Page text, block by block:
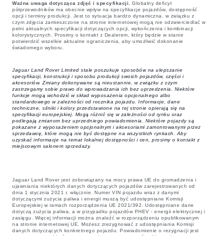
Ważna uwaga dotycząca zdjęć i specyfikacji.
Globalny deficyt
półprzewodników ma obecnie wpływ na specyfikacje pojazdów, dostępność
opcji i terminy produkcji. Jest to sytuacja bardzo dynamiczna, w związku z
czym zdjęcia zamieszczone na stronie internetowej mogą nie odzwierciedlać w
pełni aktualnych specyfikacji dotyczących opcji, wykończenia i kombinacji
kolorystycznych. Prosimy o kontakt z Dealerem, który będzie w stanie
potwierdzić wszelkie aktualne ograniczenia, aby umożliwić dokonanie
świadomego wyboru.
Jaguar Land Rover Limited stale poszukuje sposobów na ulepszanie
specyfikacji, konstrukcji i sposobu produkcji swoich pojazdów, części i
akcesoriów. Zmiany dokonywane są nieustannie, w związku z czym
zastrzegamy sobie prawo do wprowadzania ich bez uprzedzenia. Niektóre
funkcje mogą wchodzić w skład wyposażenia opcjonalnego albo
standardowego w zależności od rocznika pojazdu. Informacje, dane
techniczne, silniki i kolory przedstawione na tej stronie opierają się na
specyfikacji europejskiej. Mogą różnić się w zależności od rynku oraz
podlegają zmianom bez uprzedniego powiadomienia. Niektóre pojazdy są
pokazane z wyposażeniem opcjonalnym i akcesoriami zamontowanymi przez
sprzedawcę, które mogą nie być dostępne na wszystkich rynkach. Aby
uzyskać informacje na temat lokalnej dostępności i cen, prosimy o kontakt z
miejscowym salonem sprzedaży.
Jaguar Land Rover jest zobowiązany na mocy prawa UE do gromadzenia i
ujawniania niektórych danych dotyczących pojazdów zarejestrowanych od
dnia 1 stycznia 2021 r. włącznie. Numer VIN pojazdu wraz z danymi
dotyczącymi zużycia paliwa i energii muszą być udostępniane Komisji
Europejskiej w ramach rozporządzenia UE 2021/392. Udostępniane dane
dotyczą zużycia paliwa, a w przypadku pojazdów PHEV - energii elektrycznej i
zasięgu. Więcej informacji można znaleźć w rozporządzeniu opublikowanym
na stronie internetowej UE. Możesz zrezygnować z udostępniania Komisji
danych dotyczących konkretnego pojazdu. Powiadomienie o rezygnacji jest
wymagane przed końcem marca, aby zagwarantować wykluczenie.